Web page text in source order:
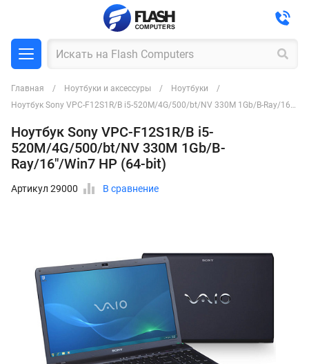
Главная Ноутбуки и аксессуры
Ноутбуки
Ноутбук Sony VPC-F12S1R/B i5-520M/4G/500/bt/NV 330M 1Gb/B-Ray/16"/Win7 HP (64-bit)
Ноутбук Sony VPC-F12S1R/B i5-
520M/4G/500/bt/NV 330M 1Gb/B-
Ray/16"/Win7 HP (64-bit)
Артикул 29000 В сравнение